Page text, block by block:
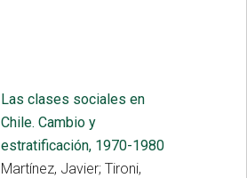
Las clases sociales en
Chile. Cambio y
estratificación, 1970-1980
Martínez, Javier; Tironi,